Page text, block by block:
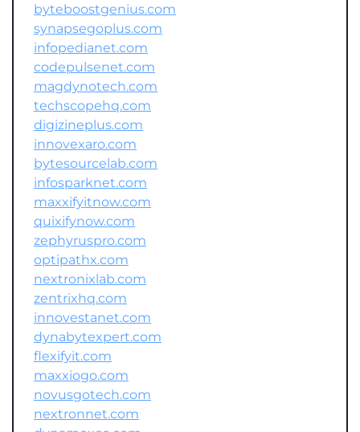
byteboostgenius.com
synapsegoplus.com
infopedianet.com
codepulsenet.com
magdynotech.com
techscopehq.com
digizineplus.com
innovexaro.com
bytesourcelab.com
infosparknet.com
maxxifyitnow.com
quixifynow.com
zephyruspro.com
optipathx.com
nextronixlab.com
zentrixhq.com
innovestanet.com
dynabytexpert.com
flexifyit.com
maxxiogo.com
novusgotech.com
nextronnet.com